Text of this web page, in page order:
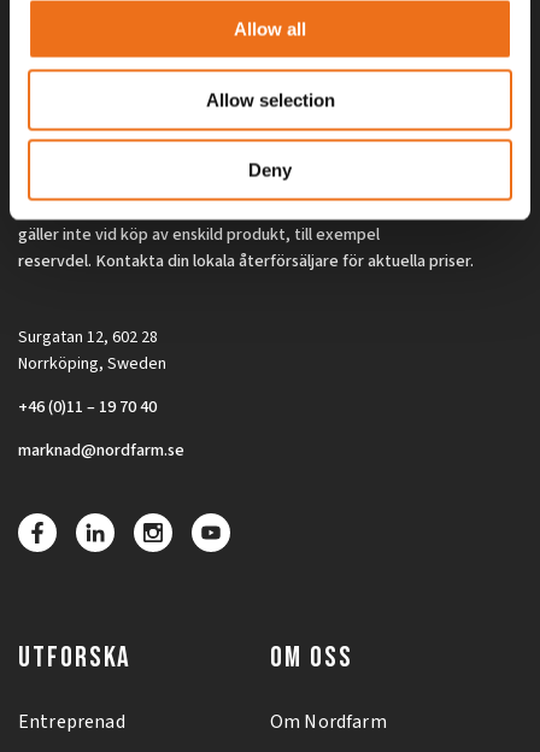
Allow all
Allow selection
Deny
Alla priser på tillbehör och tillval gäller vid köp av ny maskin. Priserna
gäller inte vid köp av enskild produkt, till exempel
reservdel. Kontakta din lokala återförsäljare för aktuella priser.
Surgatan 12, 602 28
Norrköping, Sweden
+46 (0)11 – 19 70 40
marknad@nordfarm.se
UTFORSKA
Entreprenad
OM OSS
Om Nordfarm